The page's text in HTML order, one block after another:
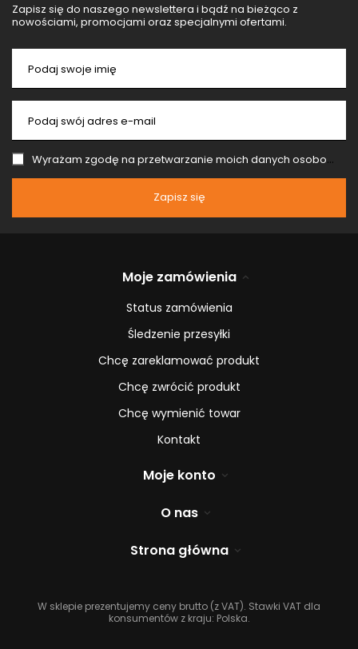
Zapisz się do naszego newslettera i bądź na bieżąco z
nowościami, promocjami oraz specjalnymi ofertami.
Podaj swoje imię
Podaj swój adres e-mail
Wyrażam zgodę na przetwarzanie moich danych osobowych (adres e-mail) na potrzeby wysyłki newslettera z informacją handlową (marketing). Więcej w
Zapisz się
Moje zamówienia
Status zamówienia
Śledzenie przesyłki
Chcę zareklamować produkt
Chcę zwrócić produkt
Chcę wymienić towar
Kontakt
Moje konto
O nas
Strona główna
W sklepie prezentujemy ceny brutto (z VAT). Stawki VAT dla
konsumentów z kraju: Polska.